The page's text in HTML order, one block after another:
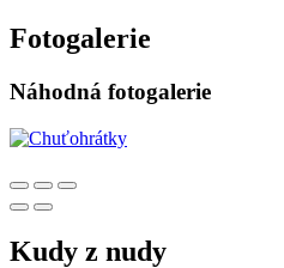
Fotogalerie
Náhodná fotogalerie
Kudy z nudy